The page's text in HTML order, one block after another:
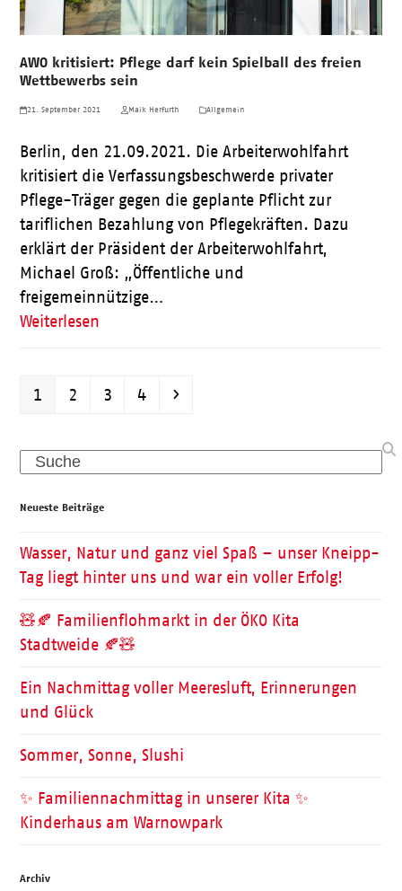
AWO kritisiert: Pflege darf kein Spielball des freien
Wettbewerbs sein
21. September 2021 Maik Herfurth Allgemein
Berlin, den 21.09.2021. Die Arbeiterwohlfahrt
kritisiert die Verfassungsbeschwerde privater
Pflege-Träger gegen die geplante Pflicht zur
tariflichen Bezahlung von Pflegekräften. Dazu
erklärt der Präsident der Arbeiterwohlfahrt,
Michael Groß: „Öffentliche und
freigemeinnützige…
Weiterlesen
Seite
1 Seite
2 Seite
3 Seite
4
Search
Neueste Beiträge
Wasser, Natur und ganz viel Spaß – unser Kneipp-
Tag liegt hinter uns und war ein voller Erfolg!
🧸🍂 Familienflohmarkt in der ÖKO Kita
Stadtweide 🍂🧸
Ein Nachmittag voller Meeresluft, Erinnerungen
und Glück
Sommer, Sonne, Slushi
✨ Familiennachmittag in unserer Kita ✨
Kinderhaus am Warnowpark
Archiv